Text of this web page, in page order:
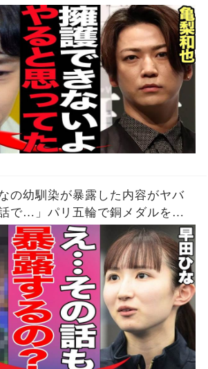
てきた本性に驚愕…【芸能】
の幼馴染が暴露した内容がヤバ
で…」パリ五輪で銅メダルを獲
幼少期からの親友が明かす衝撃
せない…【パリオリンピック/女